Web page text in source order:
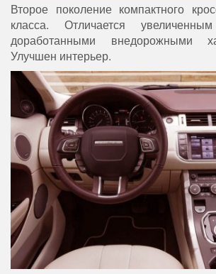
Второе поколение компактного
класса. Отличается
доработанными внедорожными
Улучшен интерьер.